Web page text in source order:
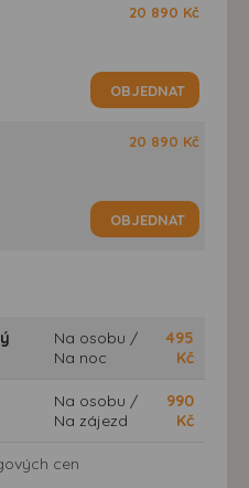
20 890 Kč
OBJEDNAT
20 890 Kč
OBJEDNAT
Na osobu /
Na noc
495
Kč
Na osobu /
Na zájezd
990
Kč
cen